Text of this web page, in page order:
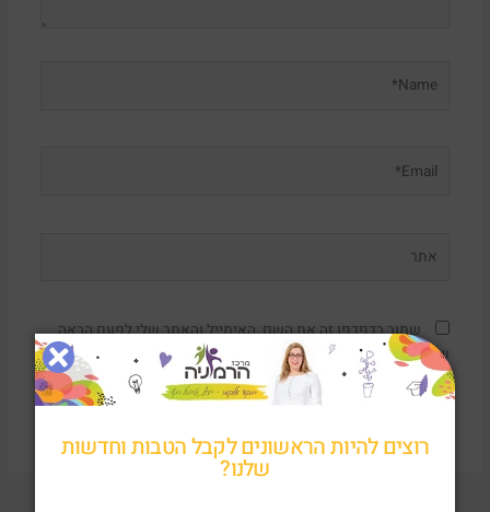
שמור בדפדפן זה את השם, האימייל והאתר שלי לפעם הבאה
שאגיב.
רוצים להיות הראשונים לקבל הטבות וחדשות
שלנו?